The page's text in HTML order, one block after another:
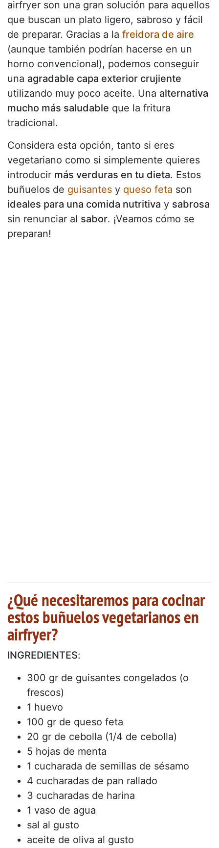
airfryer son una gran solución para aquellos
que buscan un plato ligero, sabroso y fácil
de preparar. Gracias a la freidora de aire
(aunque también podrían hacerse en un
horno convencional), podemos conseguir
una agradable capa exterior crujiente
utilizando muy poco aceite. Una alternativa
mucho más saludable que la fritura
tradicional.
Considera esta opción, tanto si eres
vegetariano como si simplemente quieres
introducir más verduras en tu dieta. Estos
buñuelos de guisantes y queso feta son
ideales para una comida nutritiva y sabrosa
sin renunciar al sabor. ¡Veamos cómo se
preparan!
¿Qué necesitaremos para cocinar
estos buñuelos vegetarianos en
airfryer?
INGREDIENTES:
300 gr de guisantes congelados (o
frescos)
1 huevo
100 gr de queso feta
20 gr de cebolla (1/4 de cebolla)
5 hojas de menta
1 cucharada de semillas de sésamo
4 cucharadas de pan rallado
3 cucharadas de harina
1 vaso de agua
sal al gusto
aceite de oliva al gusto